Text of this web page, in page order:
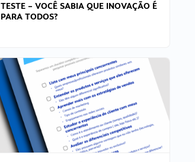
TESTE – VOCÊ SABIA QUE INOVAÇÃO É
PARA TODOS?